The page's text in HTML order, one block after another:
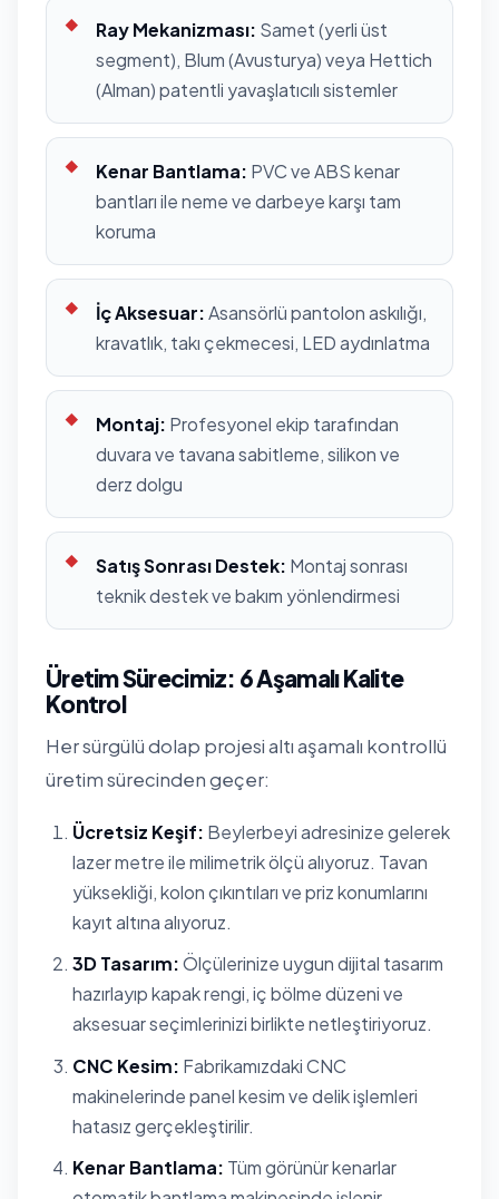
Ray Mekanizması: Samet (yerli üst
segment), Blum (Avusturya) veya Hettich
(Alman) patentli yavaşlatıcılı sistemler
Kenar Bantlama: PVC ve ABS kenar
bantları ile neme ve darbeye karşı tam
koruma
İç Aksesuar:Asansörlü pantolon askılığı,
kravatlık, takı çekmecesi, LED aydınlatma
Montaj: Profesyonel ekip tarafından
duvara ve tavana sabitleme, silikon ve
derz dolgu
Satış Sonrası Destek: Montaj sonrası
teknik destek ve bakım yönlendirmesi
Üretim Sürecimiz: 6 Aşamalı Kalite
Kontrol
Her sürgülü dolap projesi altı aşamalı kontrollü
üretim sürecinden geçer:
Ücretsiz Keşif: Beylerbeyi adresinize gelerek
lazer metre ile milimetrik ölçü alıyoruz. Tavan
yüksekliği, kolon çıkıntıları ve priz konumlarını
kayıt altına alıyoruz.
3D Tasarım:Ölçülerinize uygun dijital tasarım
hazırlayıp kapak rengi, iç bölme düzeni ve
aksesuar seçimlerinizi birlikte netleştiriyoruz.
CNC Kesim: Fabrikamızdaki CNC
makinelerinde panel kesim ve delik işlemleri
hatasız gerçekleştirilir.
Kenar Bantlama: Tüm görünür kenarlar